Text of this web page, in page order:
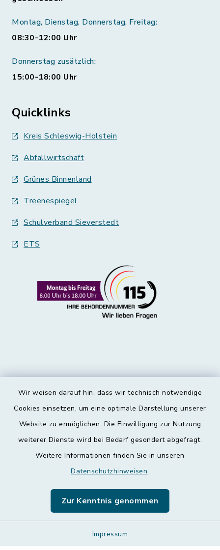
Wir weisen darauf hin, dass wir technisch notwendige
Cookies einsetzen, um eine optimale Darstellung unserer
Website zu ermöglichen. Die Einwilligung zur Nutzung
weiterer Dienste wird bei Bedarf gesondert abgefragt.
Weitere Informationen finden Sie in unseren
Datenschutzhinweisen.
Zur Kenntnis genommen
Impressum
Montag, Dienstag, Donnerstag, Freitag:
08:30-12:00 Uhr
Donnerstag zusätzlich:
15:00-18:00 Uhr
Quicklinks
Kreis Schleswig-Holstein
Abfallwirtschaft
Grünes Binnenland
Treenespiegel
Schulverband Sieverstedt
ETS
Kontakt
Datenschutz
Leichte Sprache
Sitemap